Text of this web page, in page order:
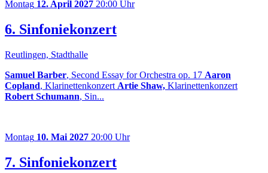
Montag 12. April 2027 20:00 Uhr
6. Sinfoniekonzert
Reutlingen, Stadthalle
Samuel Barber, Second Essay for Orchestra op. 17 Aaron
Copland, Klarinettenkonzert Artie Shaw, Klarinettenkonzert
Robert Schumann, Sin...
Montag 10. Mai 2027 20:00 Uhr
7. Sinfoniekonzert